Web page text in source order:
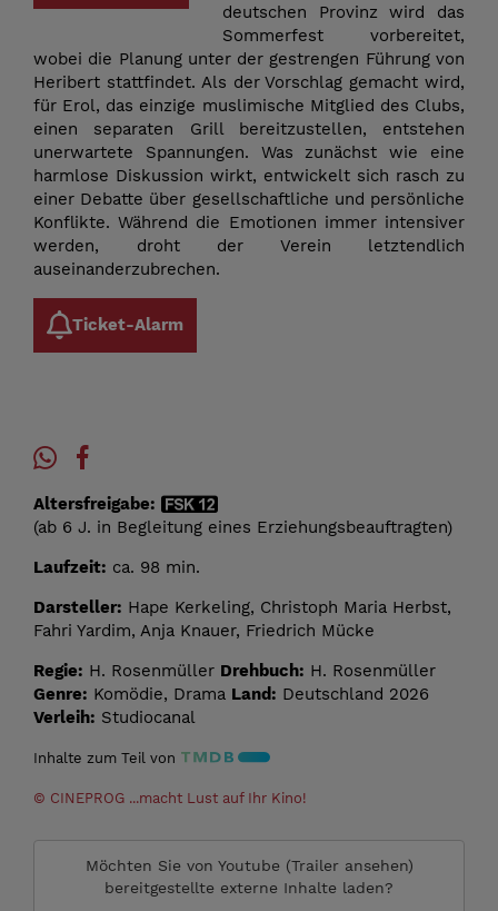
deutschen Provinz wird das
Sommerfest vorbereitet,
wobei die Planung unter der gestrengen Führung von
Heribert stattfindet. Als der Vorschlag gemacht wird,
für Erol, das einzige muslimische Mitglied des Clubs,
einen separaten Grill bereitzustellen, entstehen
unerwartete Spannungen. Was zunächst wie eine
harmlose Diskussion wirkt, entwickelt sich rasch zu
einer Debatte über gesellschaftliche und persönliche
Konflikte. Während die Emotionen immer intensiver
werden, droht der Verein letztendlich
auseinanderzubrechen.
Ticket-Alarm
Altersfreigabe:
(ab 6 J. in Begleitung eines Erziehungsbeauftragten)
Laufzeit: ca. 98 min.
Darsteller: Hape Kerkeling, Christoph Maria Herbst,
Fahri Yardim, Anja Knauer, Friedrich Mücke
Regie: H. Rosenmüller Drehbuch: H. Rosenmüller
Genre: Komödie, Drama Land: Deutschland 2026
Verleih: Studiocanal
Inhalte zum Teil von
© CINEPROG ...macht Lust auf Ihr Kino!
Möchten Sie von Youtube (Trailer ansehen)
bereitgestellte externe Inhalte laden?